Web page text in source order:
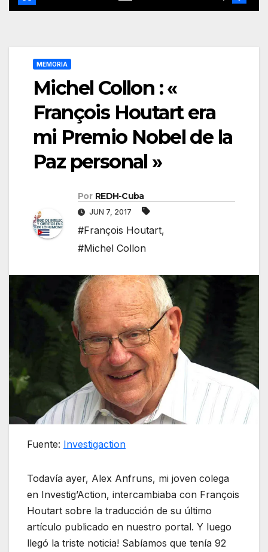
MEMORIA
Michel Collon : «
François Houtart era
mi Premio Nobel de la
Paz personal »
Por REDH-Cuba
JUN 7, 2017
#François Houtart,
#Michel Collon
Fuente: Investigaction
Todavía ayer, Alex Anfruns, mi joven colega
en Investig’Action, intercambiaba con François
Houtart sobre la traducción de su último
artículo publicado en nuestro portal. Y luego
llegó la triste noticia! Sabíamos que tenía 92